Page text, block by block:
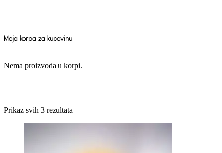
Moja korpa za kupovinu
Nema proizvoda u korpi.
Prikaz svih 3 rezultata